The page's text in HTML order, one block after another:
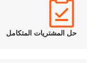
حل المشتريات المتكامل